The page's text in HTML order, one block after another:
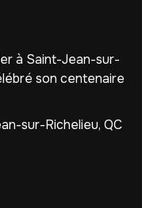
à Saint-Jean-sur-
son centenaire
sur-Richelieu, QC